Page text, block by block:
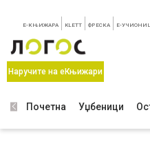
E-КЊИЖАРА KLETT ФРЕСКА E-
Наручите на еКњижари
Почетна Уџбеници